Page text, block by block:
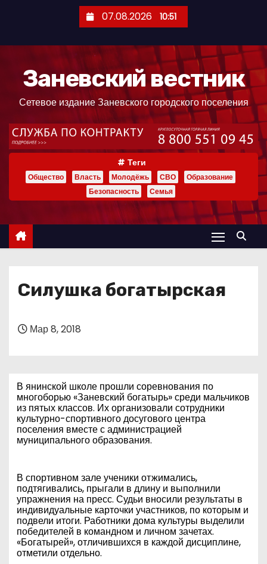
ж
07.08.2026 10:51
Заневский вестник
Сетевое издание Заневского городского поселения
Теги
Общество Власть Молодёжь СВО
Образование
Безопасность
Семья
Силушка богатырская
Мар 8, 2018
В янинской школе прошли соревнования по
многоборью «Заневский богатырь» среди мальчиков
из пятых классов. Их организовали сотрудники
культурно-спортивного досугового центра
поселения вместе с администрацией
муниципального образования.
В спортивном зале ученики отжимались,
подтягивались, прыгали в длину и выполнили
упражнения на пресс. Судьи вносили результаты в
индивидуальные карточки участников, по которым и
подвели итоги. Работники дома культуры выделили
победителей в командном и личном зачетах.
«Богатырей», отличившихся в каждой дисциплине,
отметили отдельно.